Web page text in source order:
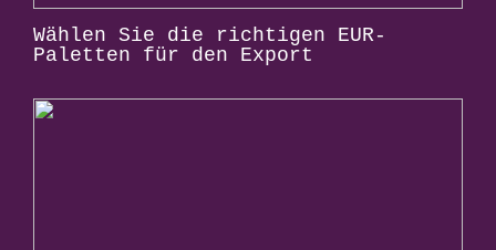
Wählen Sie die richtigen EUR-
Paletten für den Export